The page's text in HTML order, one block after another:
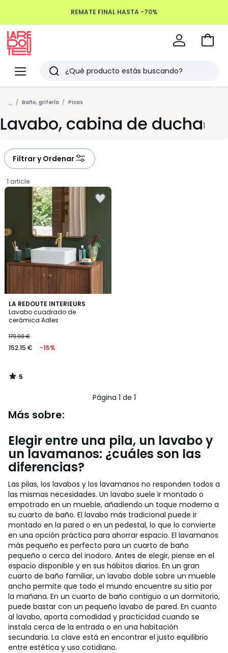
REMATE FINAL HASTA -70%
Devoluciones hasta 100 días
Menu
Redoute
Buscar
Últimos
artículos
vistos
Ir
... Baño, grifería Picas
Lavabo, cabina de ducha1
Filtrar y Ordenar
1 article
LA REDOUTE INTERIEURS
Lavabo cuadrado de
cerámica Adles
€
en
de
179.00
descuento
aplicado.
179.00 €
152.15 € -15%
5
/
5
5
/
Página 1 de 1
Más sobre:
Elegir entre una pila, un lavabo y
un lavamanos: ¿cuáles son las
diferencias?
Las pilas, los lavabos y los lavamanos no responden todos a
las mismas necesidades. Un lavabo suele ir montado o
empotrado en un mueble, añadiendo un toque moderno a
su cuarto de baño. El lavabo más tradicional puede ir
montado en la pared o en un pedestal, lo que lo convierte
en una opción práctica para ahorrar espacio. El lavamanos
más pequeño es perfecto para un cuarto de baño
pequeño o cerca del inodoro. Antes de elegir, piense en el
espacio disponible y en sus hábitos diarios. En un gran
cuarto de baño familiar, un lavabo doble sobre un mueble
ancho permite que todo el mundo encuentre su sitio por
la mañana. En un cuarto de baño contiguo a un dormitorio,
puede bastar con un pequeño lavabo de pared. En cuanto
al lavabo, aporta comodidad y practicidad cuando se
instala cerca de la entrada o en una habitación
secundaria. La clave está en encontrar el justo equilibrio
entre estética y uso cotidiano.